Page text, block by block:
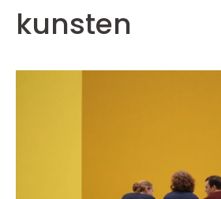
kunsten